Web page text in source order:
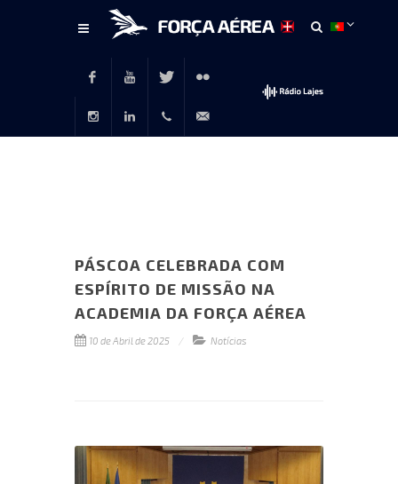
FacebookYoutubeTwitter Flickr
PÁSCOA CELEBRADA COM
ESPÍRITO DE MISSÃO NA
ACADEMIA DA FORÇA AÉREA
10 de Abril de 2025 Notícias